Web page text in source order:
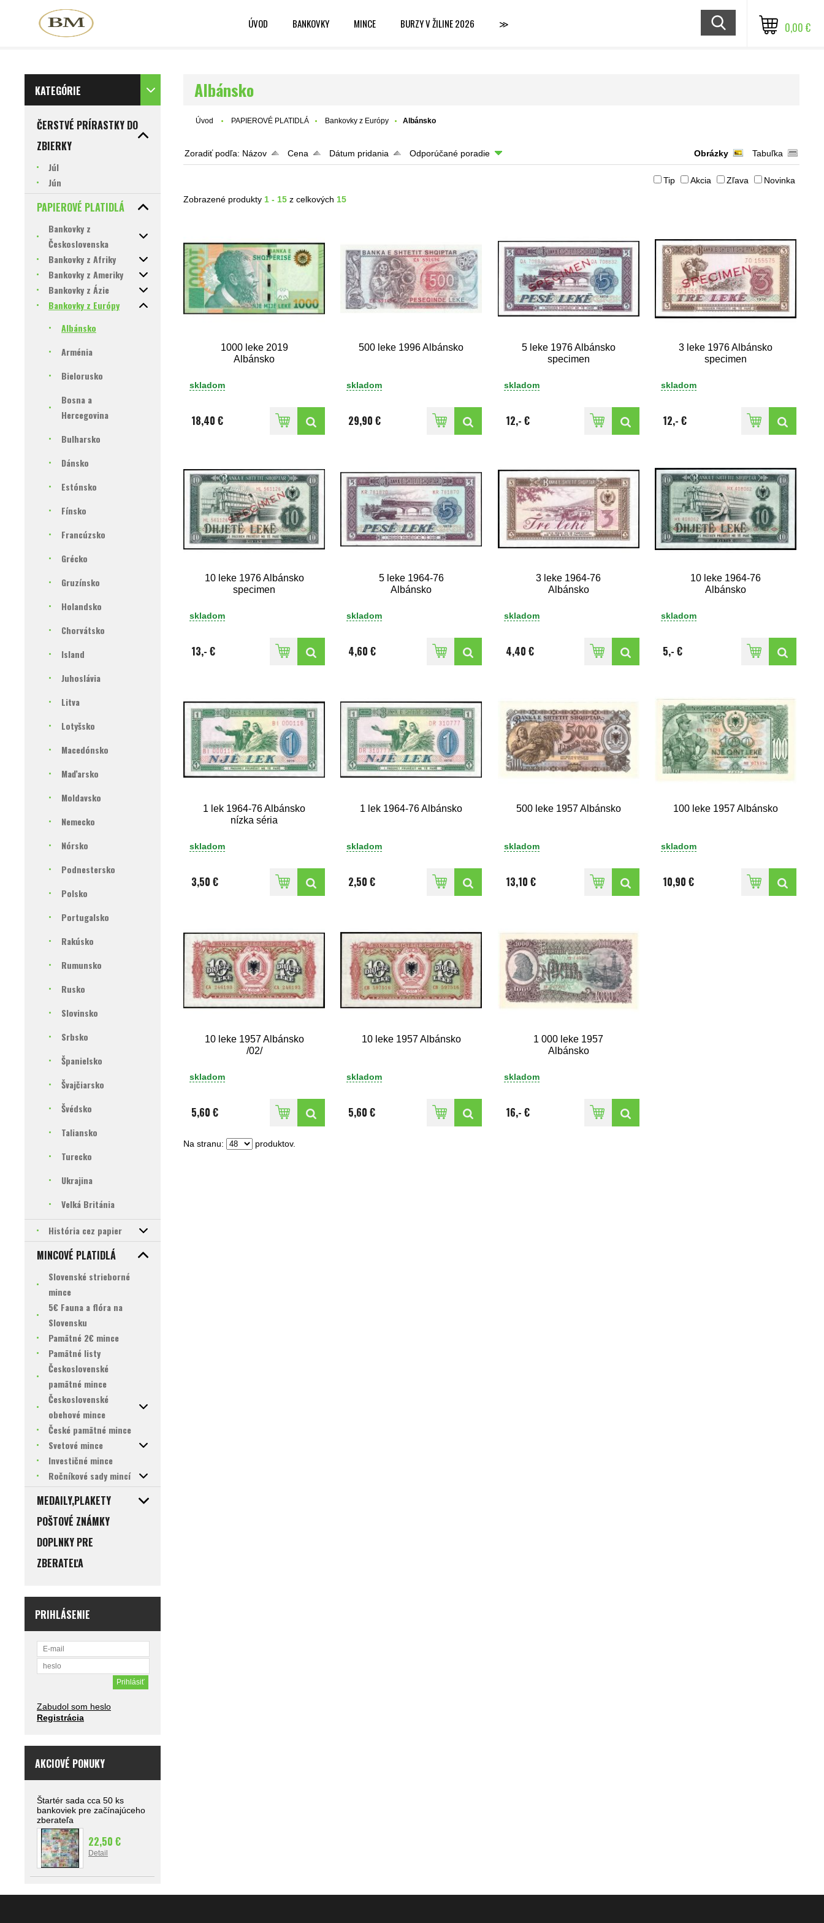
ÚVOD BANKOVKY MINCE BURZY V ŽILINE 2026 ≫ 0,00 €
KATEGÓRIE
ČERSTVÉ PRÍRASTKY DO
ZBIERKY
Júl
Jún
PAPIEROVÉ PLATIDLÁ
Bankovky z
Československa
Bankovky z Afriky
Bankovky z Ameriky
Bankovky z Ázie
Bankovky z Európy
Albánsko
Arménia
Bielorusko
Bosna a
Hercegovina
Bulharsko
Dánsko
Estónsko
Fínsko
Francúzsko
Grécko
Gruzínsko
Holandsko
Chorvátsko
Island
Juhoslávia
Litva
Lotyšsko
Macedónsko
Maďarsko
Moldavsko
Nemecko
Nórsko
Podnestersko
Polsko
Portugalsko
Rakúsko
Rumunsko
Rusko
Slovinsko
Srbsko
Španielsko
Švajčiarsko
Švédsko
Taliansko
Turecko
Ukrajina
Velká Británia
História cez papier
MINCOVÉ PLATIDLÁ
Slovenské strieborné
mince
5€ Fauna a flóra na
Slovensku
Pamätné 2€ mince
Pamätné listy
Československé
pamätné mince
Československé
obehové mince
České pamätné mince
Svetové mince
Investičné mince
Ročníkové sady mincí
MEDAILY,PLAKETY
POŠTOVÉ ZNÁMKY
DOPLNKY PRE
ZBERATEĽA
PRIHLÁSENIE
Zabudol som heslo
Registrácia
AKCIOVÉ PONUKY
Štartér sada cca 50 ks
bankoviek pre začínajúceho
zberateľa
22,50 €
Detail
Albánsko
Úvod PAPIEROVÉ PLATIDLÁ Bankovky z Európy Albánsko
Zoradiť podľa: Názov Cena Dátum pridania Odporúčané poradie Obrázky Tabuľka
Tip Akcia Zľava
Novinka
Zobrazené produkty 1 - 15 z celkových 15
1000 leke 2019
Albánsko
skladom
18,40 €
500 leke 1996 Albánsko
skladom
29,90 €
5 leke 1976 Albánsko
specimen
skladom
12,- €
3 leke 1976 Albánsko
specimen
skladom
12,- €
10 leke 1976 Albánsko
specimen
skladom
13,- €
5 leke 1964-76
Albánsko
skladom
4,60 €
3 leke 1964-76
Albánsko
skladom
4,40 €
10 leke 1964-76
Albánsko
skladom
5,- €
1 lek 1964-76 Albánsko
nízka séria
skladom
3,50 €
1 lek 1964-76 Albánsko
skladom
2,50 €
500 leke 1957 Albánsko
skladom
13,10 €
100 leke 1957 Albánsko
skladom
10,90 €
10 leke 1957 Albánsko
/02/
skladom
5,60 €
10 leke 1957 Albánsko
skladom
5,60 €
1 000 leke 1957
Albánsko
skladom
16,- €
Na stranu: produktov.